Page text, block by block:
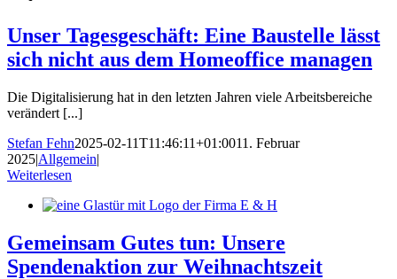
Unser Tagesgeschäft: Eine Baustelle lässt
sich nicht aus dem Homeoffice managen
Die Digitalisierung hat in den letzten Jahren viele Arbeitsbereiche
verändert [...]
Stefan Fehn2025-02-11T11:46:11+01:0011. Februar
2025|Allgemein|
Weiterlesen
Gemeinsam Gutes tun: Unsere
Spendenaktion zur Weihnachtszeit